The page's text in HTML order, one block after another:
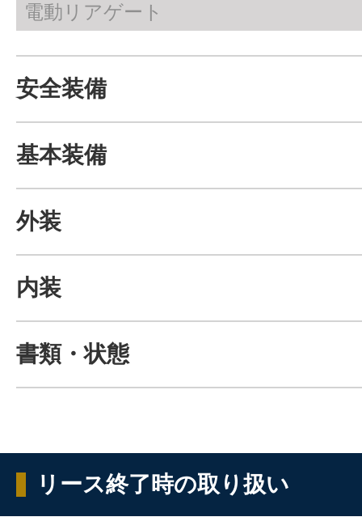
電動リアゲート
安全装備
基本装備
外装
内装
書類・状態
リース終了時の取り扱い